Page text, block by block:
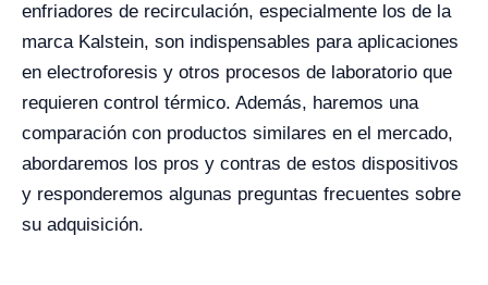
enfriadores de recirculación, especialmente los de la
marca Kalstein, son indispensables para aplicaciones
en electroforesis y otros procesos de laboratorio que
requieren control térmico. Además, haremos una
comparación con productos similares en el mercado,
abordaremos los pros y contras de estos dispositivos
y responderemos algunas preguntas frecuentes sobre
su adquisición.